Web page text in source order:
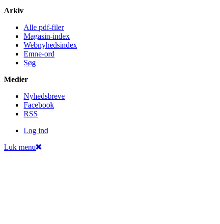
Arkiv
Alle pdf-filer
Magasin-index
Webnyhedsindex
Emne-ord
Søg
Medier
Nyheds­breve
Facebook
RSS
Log ind
Luk menu